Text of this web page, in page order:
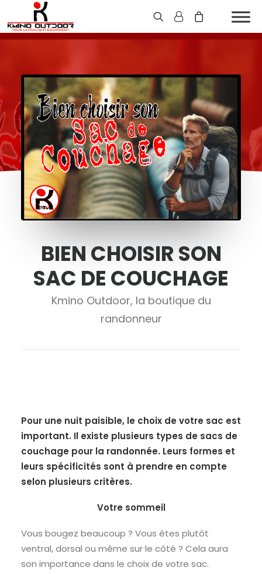
BIEN CHOISIR SON
SAC DE COUCHAGE
Kmino Outdoor, la boutique du
randonneur
Pour une nuit paisible, le choix de votre sac est
important. Il existe plusieurs types de sacs de
couchage pour la randonnée. Leurs formes et
leurs spécificités sont à prendre en compte
selon plusieurs critères.
Votre sommeil
Vous bougez beaucoup ? Vous êtes plutôt
ventral, dorsal ou même sur le côté ? Cela aura
son importance dans le choix de votre sac.